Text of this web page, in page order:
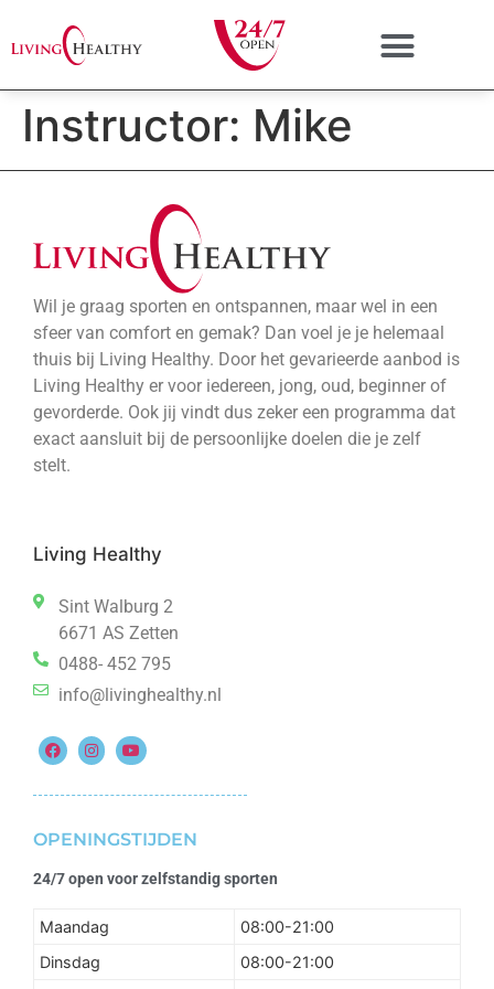
Instructor: Mike
Wil je graag sporten en ontspannen, maar wel in een
sfeer van comfort en gemak? Dan voel je je helemaal
thuis bij Living Healthy. Door het gevarieerde aanbod is
Living Healthy er voor iedereen, jong, oud, beginner of
gevorderde. Ook jij vindt dus zeker een programma dat
exact aansluit bij de persoonlijke doelen die je zelf
stelt.
Living Healthy
Sint Walburg 2
6671 AS Zetten
0488- 452 795
info@livinghealthy.nl
OPENINGSTIJDEN
24/7 open voor zelfstandig sporten
Maandag
08:00-21:00
Dinsdag
08:00-21:00